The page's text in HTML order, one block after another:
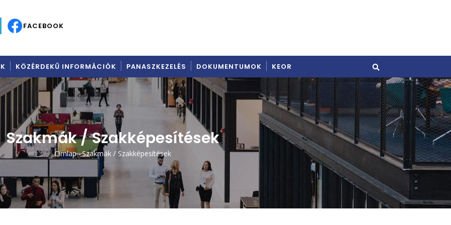
FACEBOOK
KÖZÉRDEKŰ INFORMÁCIÓK PANASZKEZELÉS DOKUMENTUMOK KEOR
Szakmák / Szakképesítések
Morzsa
Címlap -Szakmák / Szakképesítések